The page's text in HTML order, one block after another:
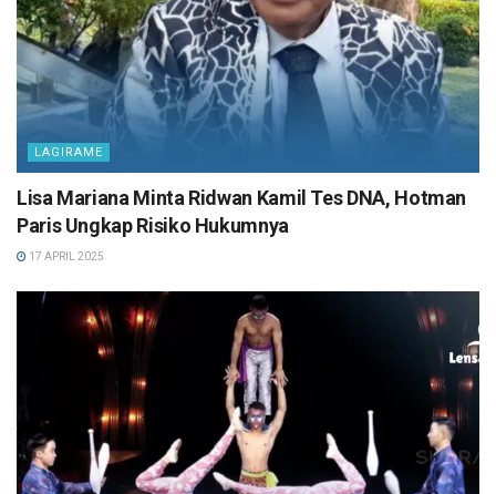
LAGIRAME
Lisa Mariana Minta Ridwan Kamil Tes DNA, Hotman
Paris Ungkap Risiko Hukumnya
17 APRIL 2025